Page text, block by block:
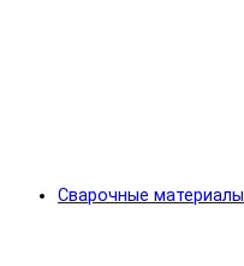
Сварочные материалы